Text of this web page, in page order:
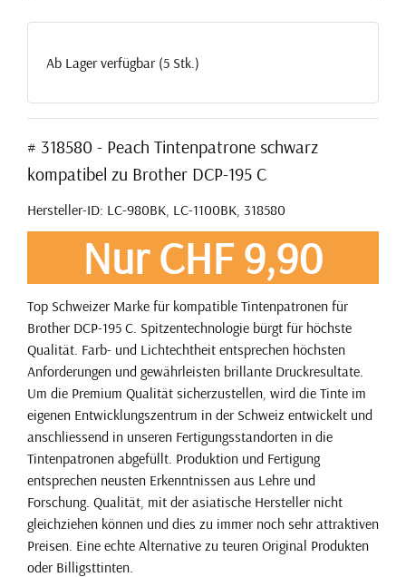
Ab Lager verfügbar (5 Stk.)
# 318580 - Peach Tintenpatrone schwarz
kompatibel zu Brother DCP-195 C
Hersteller-ID: LC-980BK, LC-1100BK, 318580
Nur CHF 9,90
Top Schweizer Marke für kompatible Tintenpatronen für
Brother DCP-195 C. Spitzentechnologie bürgt für höchste
Qualität. Farb- und Lichtechtheit entsprechen höchsten
Anforderungen und gewährleisten brillante Druckresultate.
Um die Premium Qualität sicherzustellen, wird die Tinte im
eigenen Entwicklungszentrum in der Schweiz entwickelt und
anschliessend in unseren Fertigungsstandorten in die
Tintenpatronen abgefüllt. Produktion und Fertigung
entsprechen neusten Erkenntnissen aus Lehre und
Forschung. Qualität, mit der asiatische Hersteller nicht
gleichziehen können und dies zu immer noch sehr attraktiven
Preisen. Eine echte Alternative zu teuren Original Produkten
oder Billigsttinten.